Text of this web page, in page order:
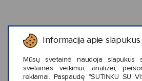
Informacija apie slapukus
Mūsų svetainė naudoja slapukus
svetainės veikimui, analizei,
reklamai. Paspaudę "SUTINKU SU
KLIENTŲ ATSILIEPIMAI (0)